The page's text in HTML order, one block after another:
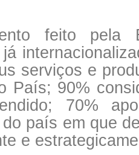
feito
serviços e
País; 90%
70%
país em que
e